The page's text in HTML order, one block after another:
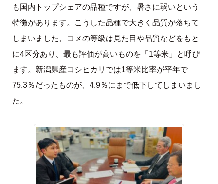
も国内トップシェアの品種ですが、暑さに弱いという
特徴があります。こうした品種で大きく品質が落ちて
しまいました。コメの等級は見た目や品質などをもと
に4区分あり、最も評価が高いものを「1等米」と呼び
ます。新潟県産コシヒカリでは1等米比率が平年で
75.3％だったものが、4.9％にまで低下してしまいまし
た。